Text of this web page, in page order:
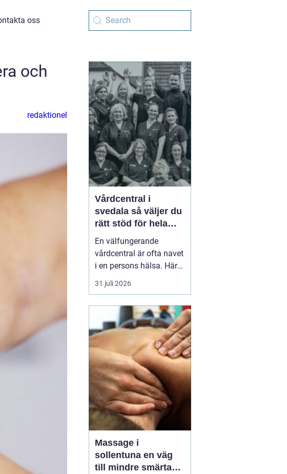
oss
och
redaktionel
Vårdcentral i
svedala så väljer du
rätt stöd för hela
livet
En välfungerande
vårdcentral är ofta navet
i en persons hälsa. Här
får människor hjälp med
allt från förkylningar och
sjukdomar, psykisk
ohälsa och
rehabilitering. I en
växande kommun som
Svedala blir valet av
vårdcentral extr...
31 juli 2026
Massage i
sollentuna en väg
till mindre smärta